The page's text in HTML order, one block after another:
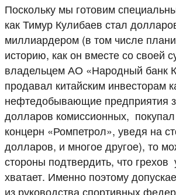
Поскольку мы готовим
как Тимур Кулибаев стал
миллиардером (в том числе
историю, как он вместе со своей
владельцем АО «Народный банк
продавал китайским инвесторам
нефтедобывающие предприятия
долларов комиссионных,
концерн «Ромпетрол», уведя на
долларов, и многое другое), то
стороны подтвердить, что грехов
хватает. Именно поэтому
из руководства спортивных